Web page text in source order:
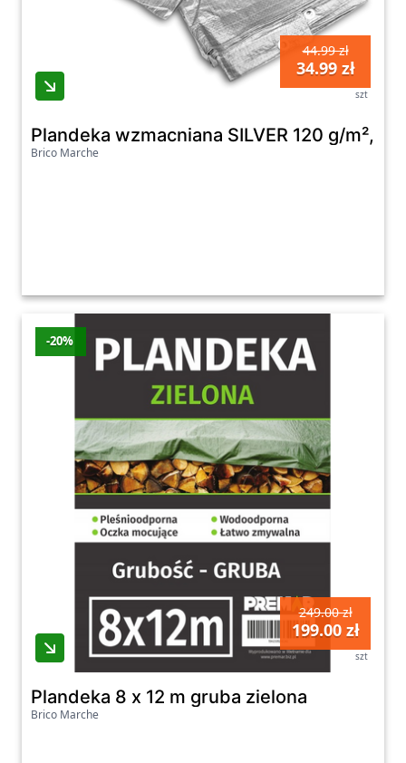
44.99 zł
34.99 zł
szt
Plandeka wzmacniana SILVER 120 g/m², 4
Brico Marche
-20%
249.00 zł
199.00 zł
szt
Plandeka 8 x 12 m gruba zielona
Brico Marche